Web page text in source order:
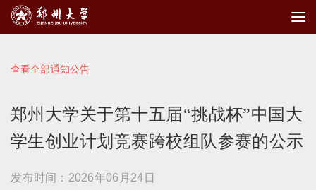
查看全部通知公告
郑州大学关于第十五届“挑战杯”中国大
学生创业计划竞赛跨校组队参赛的公示
发布时间：2026年06月24日